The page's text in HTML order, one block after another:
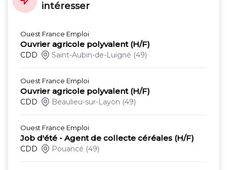
intéresser
Ouest France Emploi
Ouvrier agricole polyvalent (H/F)
CDD Saint-Aubin-de-Luigné (49)
Ouest France Emploi
Ouvrier agricole polyvalent (H/F)
CDD Beaulieu-sur-Layon (49)
Ouest France Emploi
Job d'été - Agent de collecte céréales (H/F)
CDD Pouancé (49)